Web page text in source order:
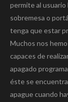
permite al usuario
sobremesa o
tenga que estar
Muchos nos
capaces de
apagado
éste se
apague cuando